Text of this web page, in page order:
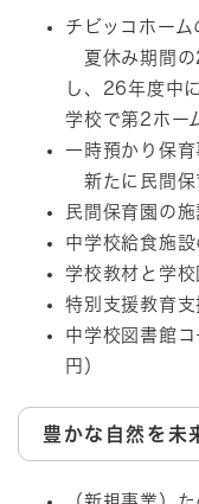
チビッコホー
夏休み期間の
し、26年度中
学校で第2ホー
一時預かり保
新たに民間保
民間保育園の
中学校給食施
学校教材と学
特別支援教育
中学校図書館
円）
豊かな自然を未